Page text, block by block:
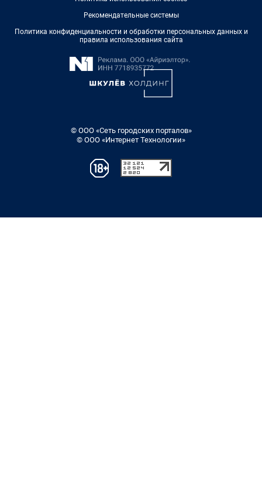
Рекомендательные системы
Политика конфиденциальности и обработки персональных данных и
правила использования сайта
© ООО «Сеть городских порталов»
© ООО «Интернет Технологии»